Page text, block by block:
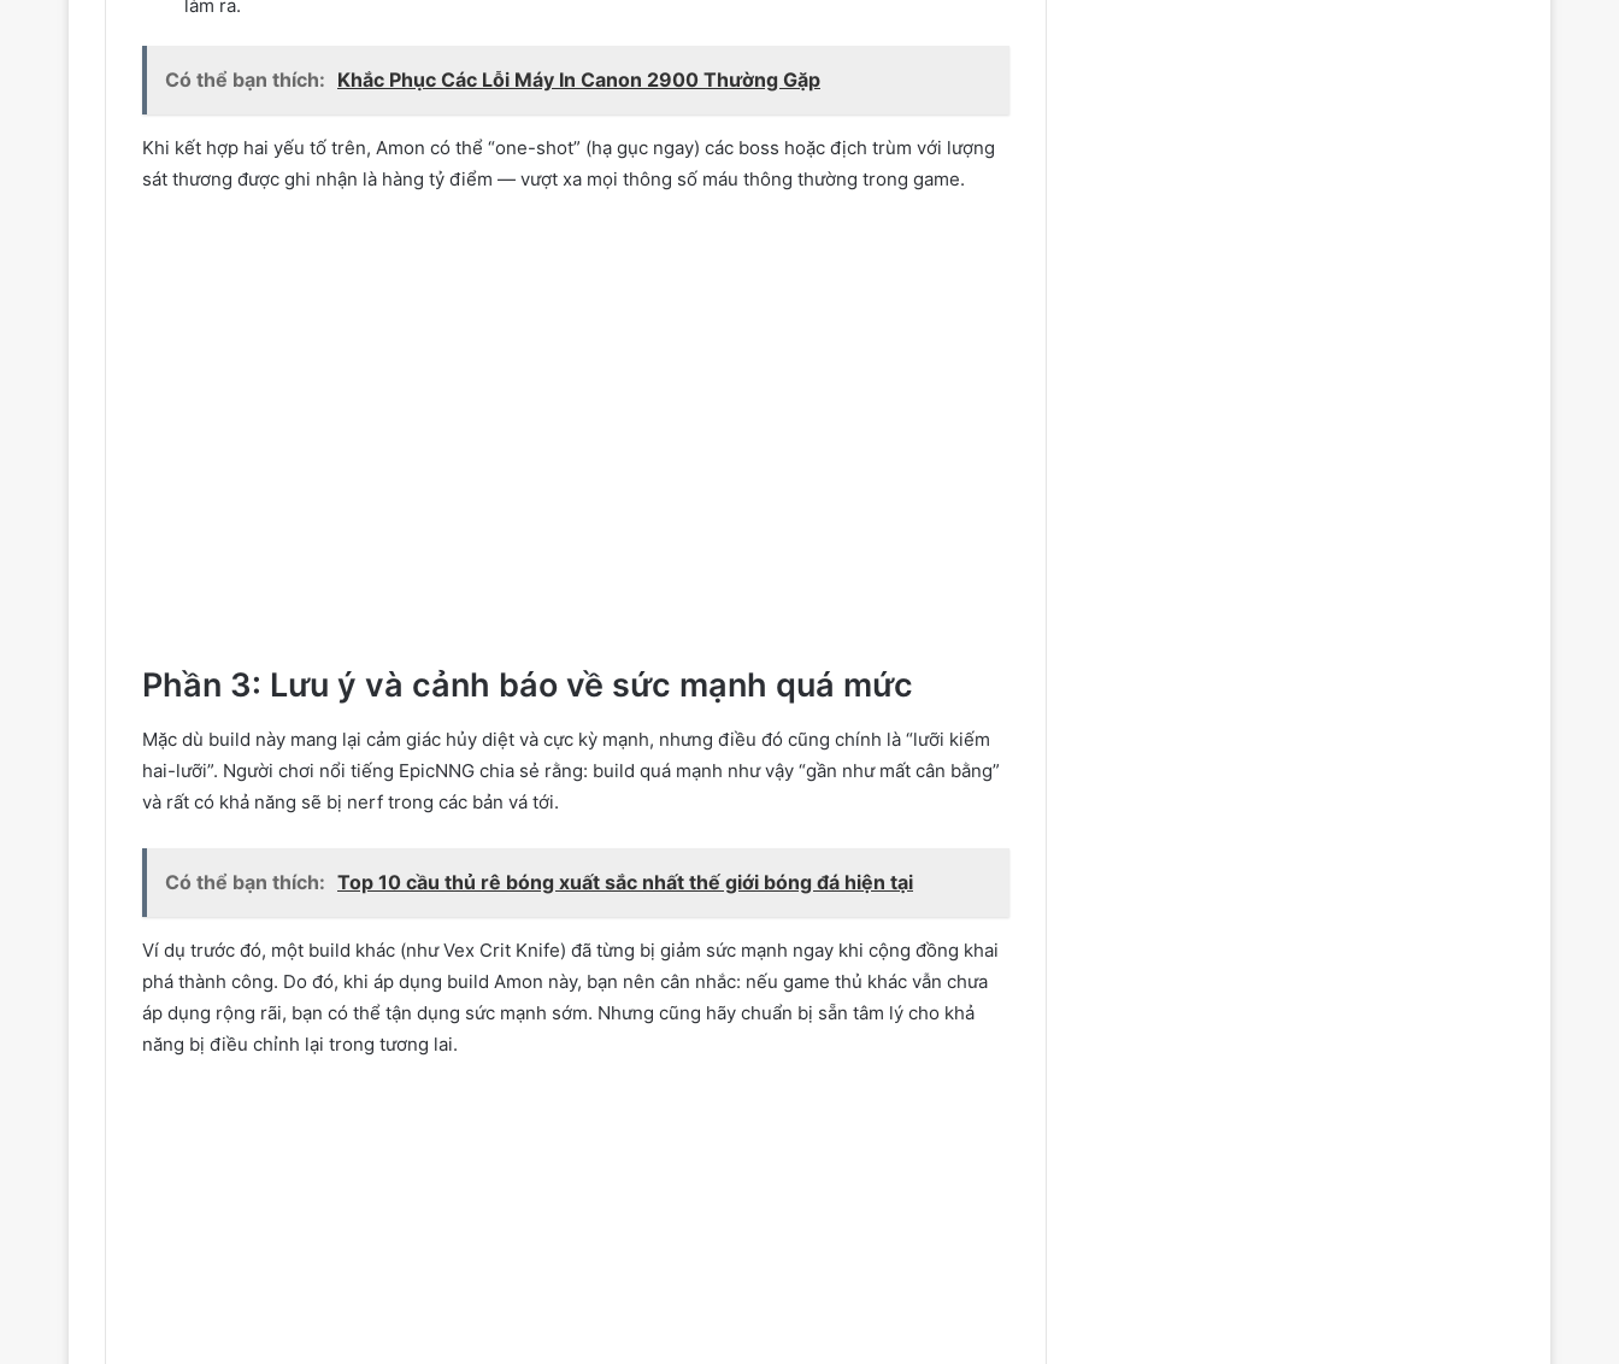
làm ra.
Có thể bạn thích: Khắc Phục Các Lỗi Máy In Canon 2900 Thường Gặp
Khi kết hợp hai yếu tố trên, Amon có thể “one-shot” (hạ gục ngay) các boss hoặc địch trùm với lượng
sát thương được ghi nhận là hàng tỷ điểm — vượt xa mọi thông số máu thông thường trong game.
Phần 3: Lưu ý và cảnh báo về sức mạnh quá mức
Mặc dù build này mang lại cảm giác hủy diệt và cực kỳ mạnh, nhưng điều đó cũng chính là “lưỡi kiếm
hai-lưỡi”. Người chơi nổi tiếng EpicNNG chia sẻ rằng: build quá mạnh như vậy “gần như mất cân bằng”
và rất có khả năng sẽ bị nerf trong các bản vá tới.
Có thể bạn thích: Top 10 cầu thủ rê bóng xuất sắc nhất thế giới bóng đá hiện tại
Ví dụ trước đó, một build khác (như Vex Crit Knife) đã từng bị giảm sức mạnh ngay khi cộng đồng khai
phá thành công. Do đó, khi áp dụng build Amon này, bạn nên cân nhắc: nếu game thủ khác vẫn chưa
áp dụng rộng rãi, bạn có thể tận dụng sức mạnh sớm. Nhưng cũng hãy chuẩn bị sẵn tâm lý cho khả
năng bị điều chỉnh lại trong tương lai.